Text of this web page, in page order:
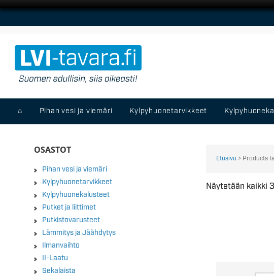
⌂ Pihan vesi ja viemäri Kylpyhuonetarvikkeet
Etusivu > Products
Näytetään kaikki
OSASTOT
Pihan vesi ja viemäri
Kylpyhuonetarvikkeet
Kylpyhuonekalusteet
Putket ja liittimet
Putkistovarusteet
Lämmitys ja Jäähdytys
Ilmanvaihto
II-Laatu
Sekalaista